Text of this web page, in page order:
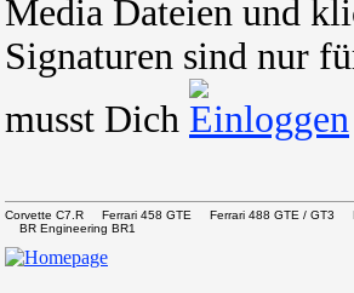
Media Dateien und
Signaturen sind nur
musst Dich
Corvette C7.R Ferrari 458 GTE Ferrari 488 GTE /
BR Engineering BR1